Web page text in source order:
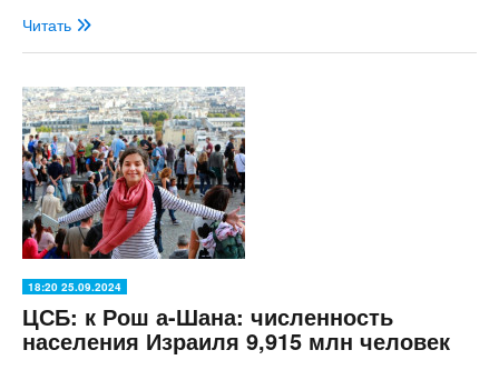
Читать
18:20 25.09.2024
ЦСБ: к Рош а-Шана: численность
населения Израиля 9,915 млн человек